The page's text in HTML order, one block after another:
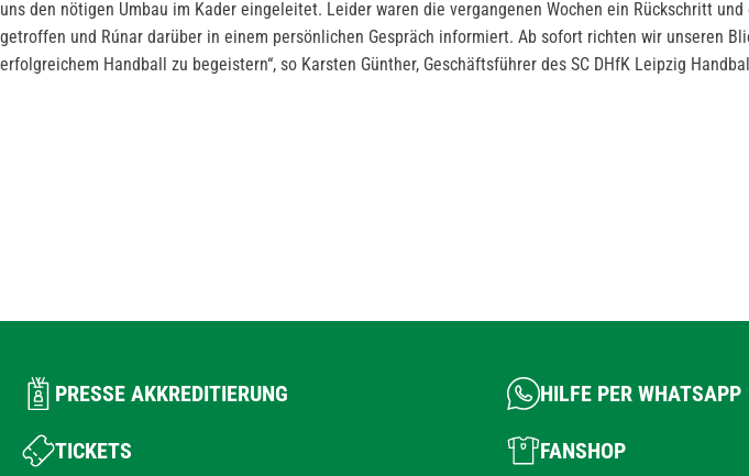
uns den nötigen Umbau im Kader eingeleitet. Leider waren die vergangenen Wochen ein Rückschritt
getroffen und Rúnar darüber in einem persönlichen Gespräch informiert. Ab sofort richten wir unseren
erfolgreichem Handball zu begeistern“, so Karsten Günther, Geschäftsführer des SC DHfK Leipzig
PRESSE AKKREDITIERUNG HILFE PER WHATSAPP
TICKETS FANSHOP